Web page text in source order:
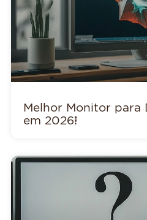
Melhor Monitor para
em 2026!